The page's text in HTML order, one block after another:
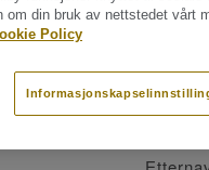
om din bruk av nettstedet vårt
Policy